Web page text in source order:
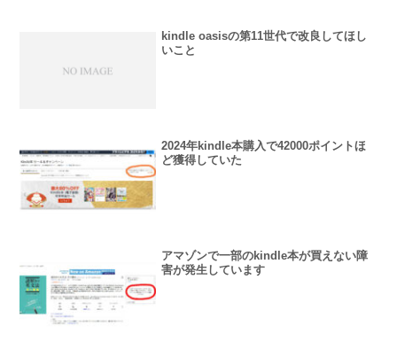
kindle oasisの第11世代で改良してほし
いこと
2024年kindle本購入で42000ポイントほ
ど獲得していた
アマゾンで一部のkindle本が買えない障
害が発生しています